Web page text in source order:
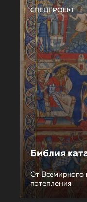
СПЕЦПРОЕКТ
Библия
От Всемирного
потепления